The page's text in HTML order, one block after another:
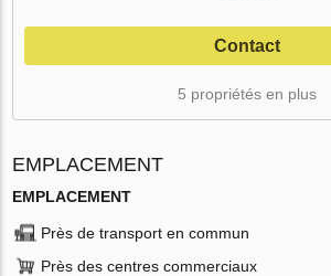
Contact
5 propriétés en plus
EMPLACEMENT
EMPLACEMENT
Près de transport en commun
Près des centres commerciaux